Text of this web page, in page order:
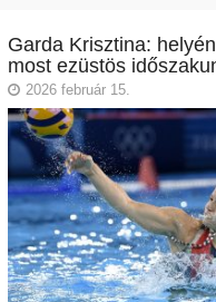
Garda Krisztina:
most ezüstös
2026 február 15.